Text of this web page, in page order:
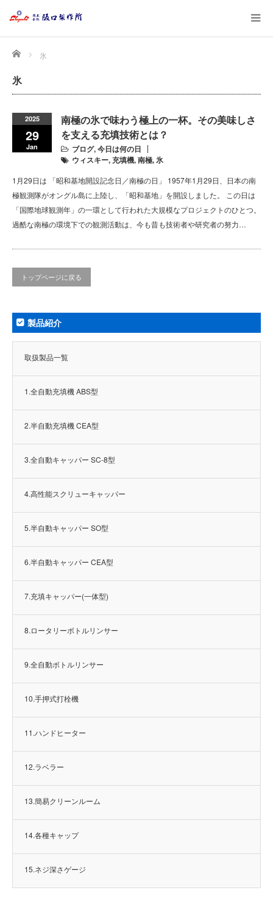
Home 氷
氷
2025
29
Jan
南極の氷で味わう極上の一杯。その美味しさ
を支える充填技術とは？
ブログ,今日は何の日
ウィスキー,充填機,南極,氷
1月29日は 「昭和基地開設記念日／南極の日」 1957年1月29日、日本の南
極観測隊がオングル島に上陸し、「昭和基地」を開設しました。 この日は
「国際地球観測年」の一環として行われた大規模なプロジェクトのひとつ。
過酷な南極の環境下での観測活動は、今も昔も技術者や研究者の努力…
トップページに戻る
製品紹介
取扱製品一覧
1.全自動充填機 ABS型
2.半自動充填機 CEA型
3.全自動キャッパー SC-8型
4.高性能スクリューキャッパー
5.半自動キャッパー SO型
6.半自動キャッパー CEA型
7.充填キャッパー(一体型)
8.ロータリーボトルリンサー
9.全自動ボトルリンサー
10.手押式打栓機
11.ハンドヒーター
12.ラベラー
13.簡易クリーンルーム
14.各種キャップ
15.ネジ深さゲージ